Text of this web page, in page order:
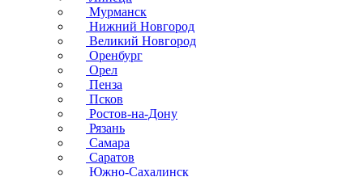
Мурманск
Нижний Новгород
Великий Новгород
Оренбург
Орел
Пенза
Псков
Ростов-на-Дону
Рязань
Самара
Саратов
Южно-Сахалинск